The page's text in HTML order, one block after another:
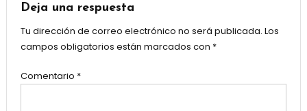
Deja una respuesta
Tu dirección de correo electrónico no será publicada. Los
campos obligatorios están marcados con *
Comentario *